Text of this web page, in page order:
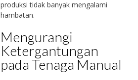
produksi tidak banyak mengalami
hambatan.
Mengurangi
Ketergantungan
pada Tenaga Manual